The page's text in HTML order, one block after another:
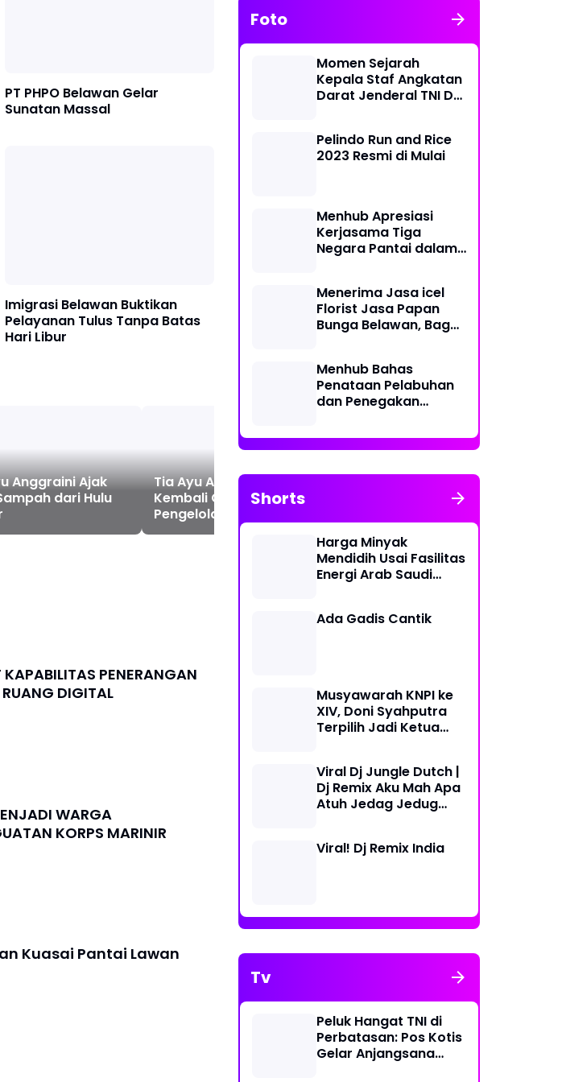
PT PHPO Belawan Gelar
Sunatan Massal
Imigrasi Belawan Buktikan
Pelayanan Tulus Tanpa Batas
Hari Libur
Anggraini Ajak
dari Hulu
Tia Ayu Anggraini
Kembali Gelar Mengenai
Pengelolaan
Persampahan
JB Bastian Siringoringo
Mandataris Garda
Medan Periode 2026 -
2031.
KAPABILITAS PENERANGAN
DIGITAL
WARGA
KORPS MARINIR
Kuasai Pantai Lawan
Foto
Momen Sejarah
Kepala Staf Angkatan
Darat Jenderal TNI Dr
Pelindo Run and Rice
2023 Resmi di Mulai
Menhub Apresiasi
Kerjasama Tiga
Negara Pantai dalam
Laut
Menerima Jasa icel
Florist Jasa Papan
Bunga Belawan, Bagus
Menhub Bahas
Penataan Pelabuhan
dan Penegakan
Sistem Identifikasi
Kapal Otomatis
Shorts
Harga Minyak
Mendidih Usai Fasilitas
Energi Arab Saudi
Ada Gadis Cantik
Musyawarah KNPI ke
XIV, Doni Syahputra
Terpilih Jadi Ketua
Viral Dj Jungle Dutch |
Dj Remix Aku Mah Apa
Atuh Jedag Jedug
Viral! Dj Remix India
Tv
Peluk Hangat TNI di
Perbatasan: Pos Kotis
Gelar Anjangsana